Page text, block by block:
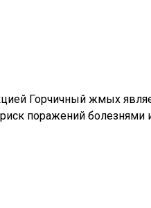
Горчичный жмых
поражений болезнями